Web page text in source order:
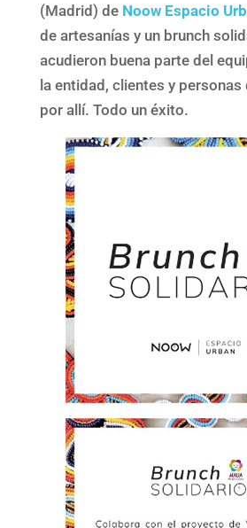
(Madrid) de Noow Espacio
de artesanías y un brunch
acudieron buena parte del
la entidad, clientes y personas
por allí. Todo un éxito.